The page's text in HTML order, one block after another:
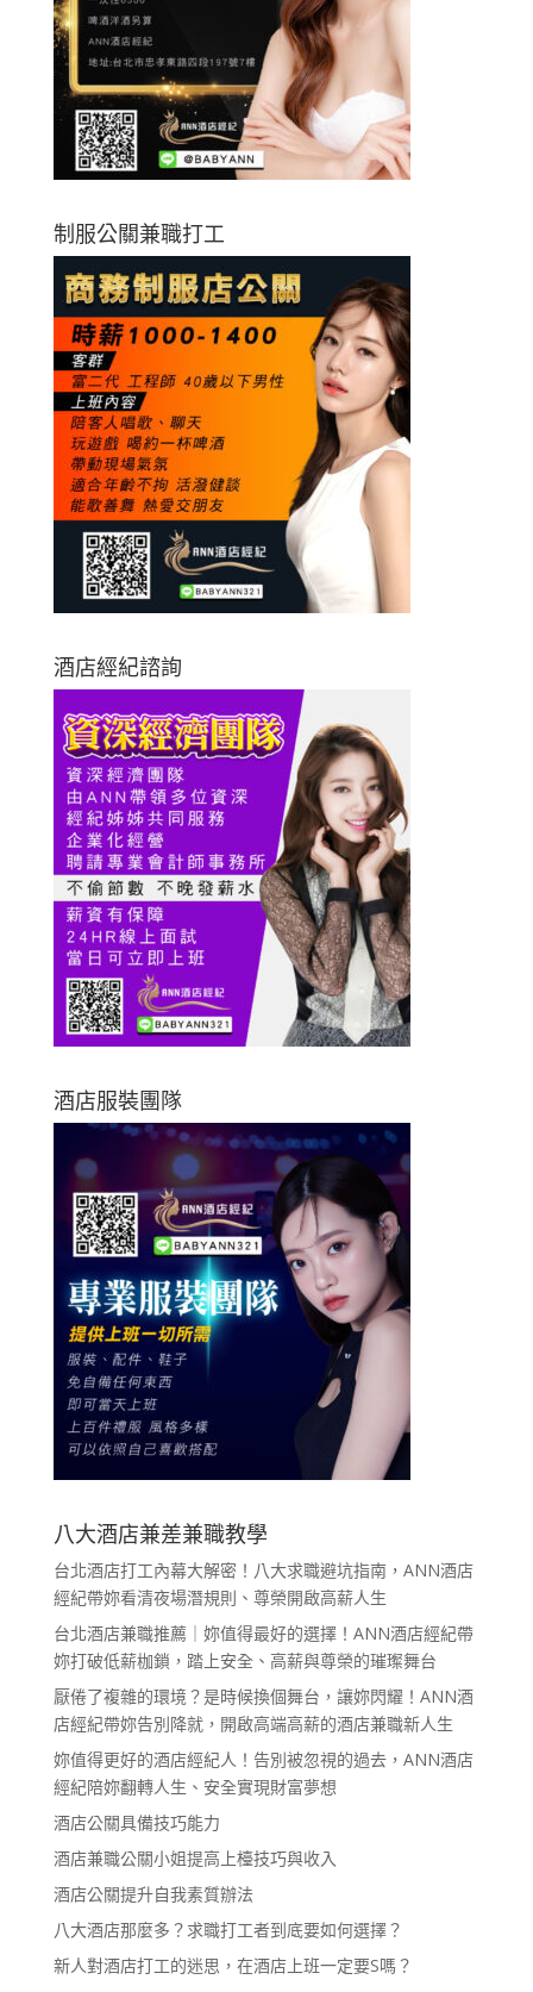
制服公關兼職打工
酒店經紀諮詢
酒店服裝團隊
八大酒店兼差兼職教學
台北酒店打工內幕大解密！八大求職避坑指南，ANN酒店
經紀帶妳看清夜場潛規則、尊榮開啟高薪人生
台北酒店兼職推薦｜妳值得最好的選擇！ANN酒店經紀帶
妳打破低薪枷鎖，踏上安全、高薪與尊榮的璀璨舞台
厭倦了複雜的環境？是時候換個舞台，讓妳閃耀！ANN酒
店經紀帶妳告別降就，開啟高端高薪的酒店兼職新人生
妳值得更好的酒店經紀人！告別被忽視的過去，ANN酒店
經紀陪妳翻轉人生、安全實現財富夢想
酒店公關具備技巧能力
酒店兼職公關小姐提高上檯技巧與收入
酒店公關提升自我素質辦法
八大酒店那麼多？求職打工者到底要如何選擇？
新人對酒店打工的迷思，在酒店上班一定要S嗎？